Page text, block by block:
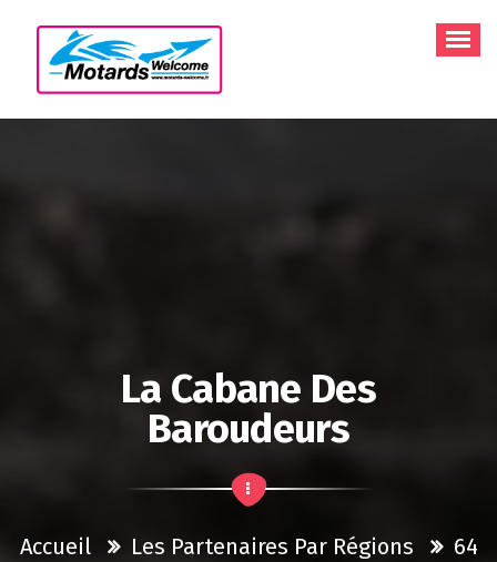
contenu
La Cabane Des
Baroudeurs
Accueil Les Partenaires Par Régions
64